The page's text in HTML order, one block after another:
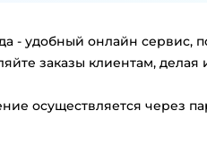
- удобный онлайн сервис,
заказы клиентам, делая
осуществляется через